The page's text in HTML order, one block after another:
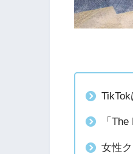
「
女性